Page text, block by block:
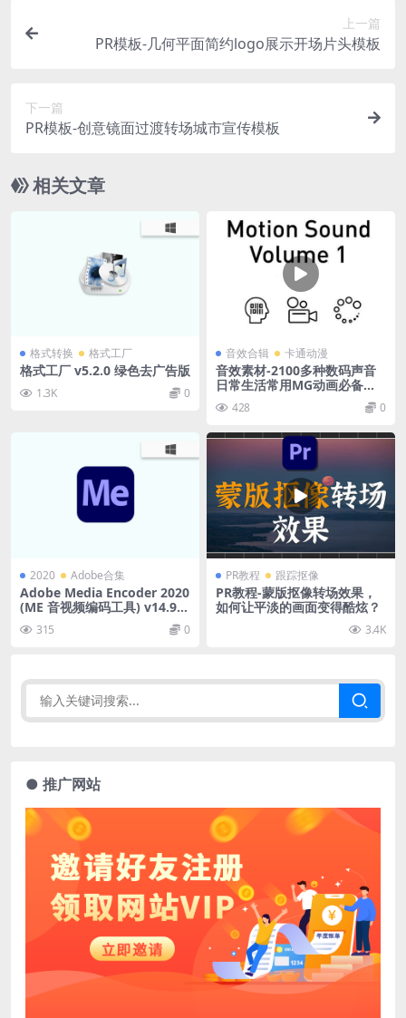
上一篇
PR模板-几何平面简约logo展示开场片头模板
下一篇
PR模板-创意镜面过渡转场城市宣传模板
相关文章
格式转换 格式工厂
格式工厂 v5.2.0 绿色去广告版
1.3K 0
音效合辑 卡通动漫
音效素材-2100多种数码声音
日常生活常用MG动画必备音
效合集
428 0
2020 Adobe合集
Adobe Media Encoder 2020
(ME 音视频编码工具) v14.9.
0.48中文直装版
315 0
PR教程 跟踪抠像
PR教程-蒙版抠像转场效果，
如何让平淡的画面变得酷炫？
3.4K
● 推广网站